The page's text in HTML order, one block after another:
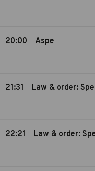
20:00 Aspe
21:31 Law & order:
22:21 Law & order: